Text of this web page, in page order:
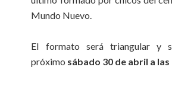
Mundo Nuevo.
El formato será triangular y
próximo sábado 30 de abril a las